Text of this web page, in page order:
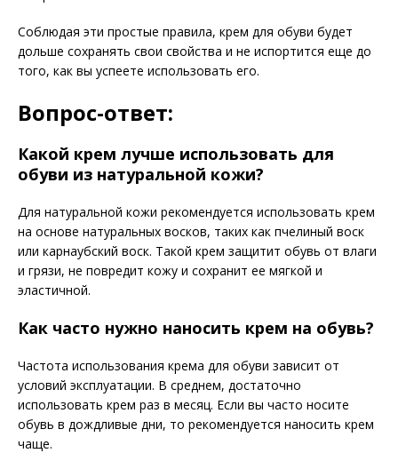
Соблюдая эти простые правила, крем для обуви будет
дольше сохранять свои свойства и не испортится еще до
того, как вы успеете использовать его.
Вопрос-ответ:
Какой крем лучше использовать для
обуви из натуральной кожи?
Для натуральной кожи рекомендуется использовать крем
на основе натуральных восков, таких как пчелиный воск
или карнаубский воск. Такой крем защитит обувь от влаги
и грязи, не повредит кожу и сохранит ее мягкой и
эластичной.
Как часто нужно наносить крем на обувь?
Частота использования крема для обуви зависит от
условий эксплуатации. В среднем, достаточно
использовать крем раз в месяц. Если вы часто носите
обувь в дождливые дни, то рекомендуется наносить крем
чаще.